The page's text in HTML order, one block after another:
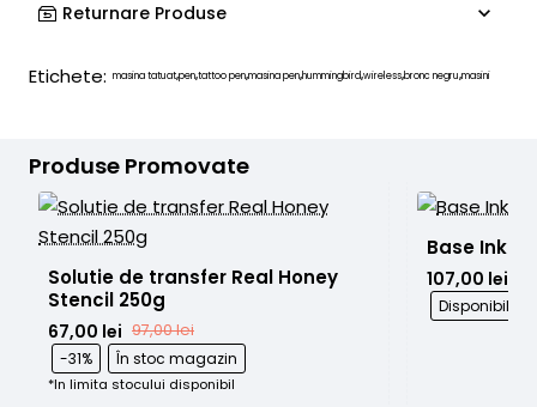
Returnare Produse
Etichete: masina tatuat,pen,tattoo pen,masina pen,hummingbird,wireless,bronc negru,masini
Produse Promovate
Solutie de transfer Real Honey
Stencil 250g
În stoc magazin
*In limita stocului disponibil
-31%
67,00 lei 97,00 lei
Base Ink
Disponibil la
107,00 lei